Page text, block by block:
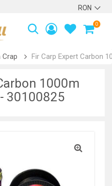
0
Crap Fir Carp Expert Carbon
1000m
30100825